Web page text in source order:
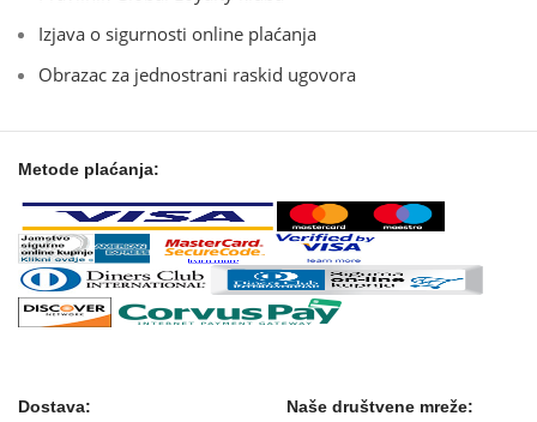
Izjava o sigurnosti online plaćanja
Obrazac za jednostrani raskid ugovora
Metode plaćanja:
Dostava: Naše društvene mreže: